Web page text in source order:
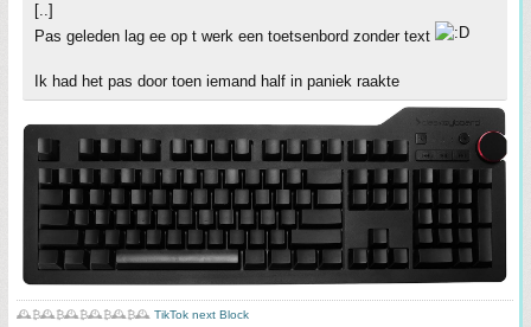
[..]
Pas geleden lag ee op t werk een toetsenbord zonder text
Ik had het pas door toen iemand half in paniek raakte
🕰️₿🕰️₿🕰️₿🕰️₿🕰️₿🕰️ TikTok next Block